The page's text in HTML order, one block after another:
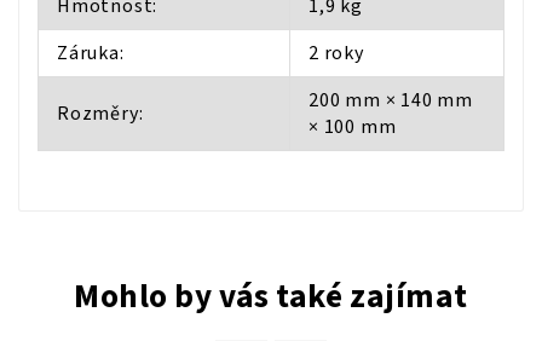
Hmotnost:
1,9 kg
Záruka:
2 roky
Rozměry:
200 mm × 140 mm
× 100 mm
Mohlo by vás také zajímat